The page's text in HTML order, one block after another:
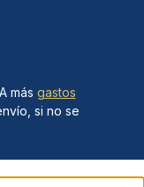
más gastos
si no se